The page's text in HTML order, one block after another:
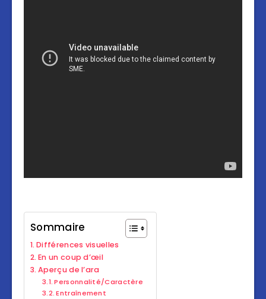
Sommaire
Différences visuelles
En un coup d’œil
Aperçu de l’ara
Personnalité/Caractère
Entraînement